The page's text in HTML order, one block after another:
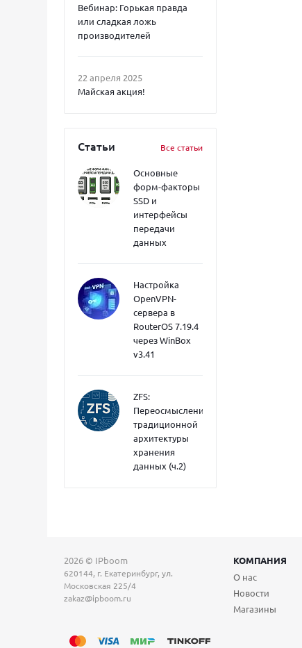
Вебинар: Горькая правда
или сладкая ложь
производителей
22 апреля 2025
Майская акция!
Статьи Все статьи
Основные
форм-факторы
SSD и
интерфейсы
передачи
данных
Настройка
OpenVPN-
сервера в
RouterOS 7.19.4
через WinBox
v3.41
ZFS:
Переосмысление
традиционной
архитектуры
хранения
данных (ч.2)
2026 © IPboom
620144, г. Екатеринбург, ул.
Московская 225/4
zakaz@ipboom.ru
КОМПАНИЯ
О нас
Новости
Магазины